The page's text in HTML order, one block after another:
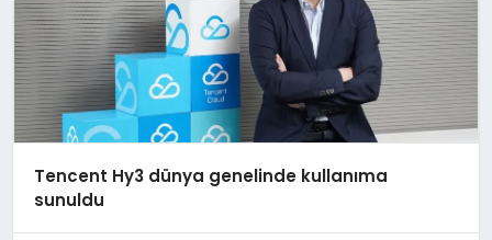
Tencent Hy3 dünya genelinde kullanıma
sunuldu